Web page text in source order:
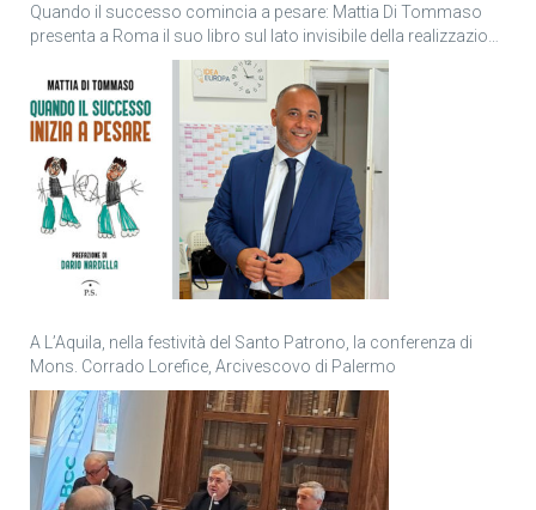
Quando il successo comincia a pesare: Mattia Di Tommaso
presenta a Roma il suo libro sul lato invisibile della realizzazione
A L’Aquila, nella festività del Santo Patrono, la conferenza di
Mons. Corrado Lorefice, Arcivescovo di Palermo